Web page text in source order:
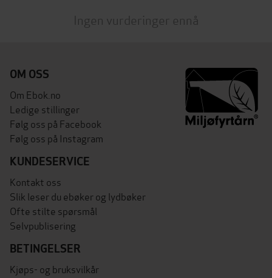
Ingen vurderinger ennå
OM OSS
Om Ebok.no
Ledige stillinger
Følg oss på Facebook
Følg oss på Instagram
KUNDESERVICE
Kontakt oss
Slik leser du ebøker og lydbøker
Ofte stilte spørsmål
Selvpublisering
BETINGELSER
Kjøps- og bruksvilkår